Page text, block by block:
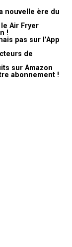
nouvelle ère du
Air Fryer
!
pas sur l’App
de
sur Amazon
abonnement !